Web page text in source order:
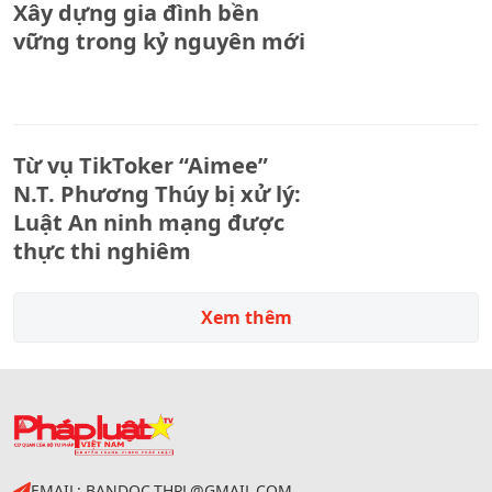
Xây dựng gia đình bền
vững trong kỷ nguyên mới
Từ vụ TikToker “Aimee”
N.T. Phương Thúy bị xử lý:
Luật An ninh mạng được
thực thi nghiêm
Xem thêm